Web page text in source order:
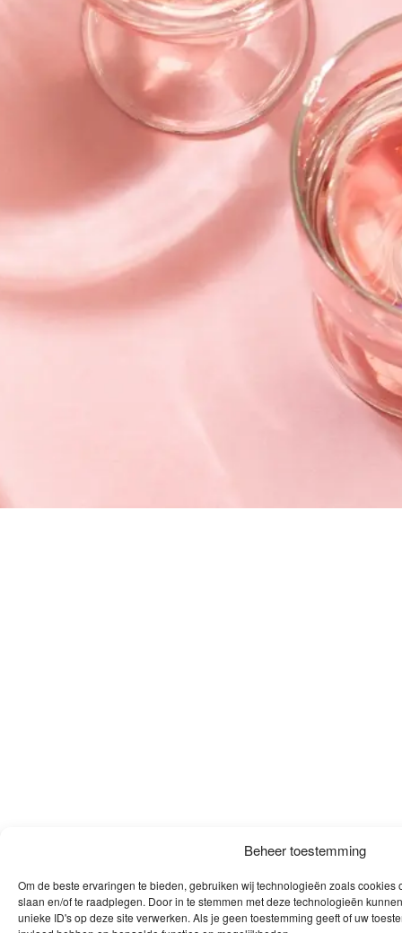
Beheer toestemming
Om de beste ervaringen te bieden, gebruiken wij technologieën zoals cookies
slaan en/of te raadplegen. Door in te stemmen met deze technologieën
unieke ID's op deze site verwerken. Als je geen toestemming geeft of uw